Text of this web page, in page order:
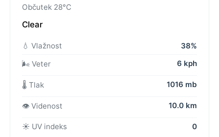
Občutek 28°C
Clear
💧 Vlažnost
38%
🌬️ Veter
6 kph
🌡️ Tlak 1016 mb
👁️ Videnost 10.0 km
☀️ UV indeks 0